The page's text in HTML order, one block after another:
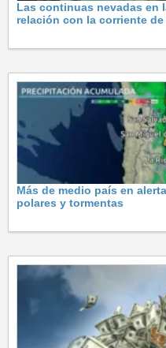
Las continuas nevadas en
relación con la corriente de
Más de medio país en
polares y tormentas